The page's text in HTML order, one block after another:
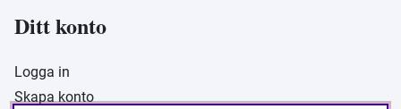
Ditt konto
Logga in
Skapa konto